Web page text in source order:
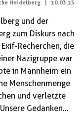
Heidelberg 10.03.25
und der
zum Diskurs nach
Recherchen, die
Nazigruppe war
in Mannheim ein
Menschenmenge
und verletzte
Gedanken